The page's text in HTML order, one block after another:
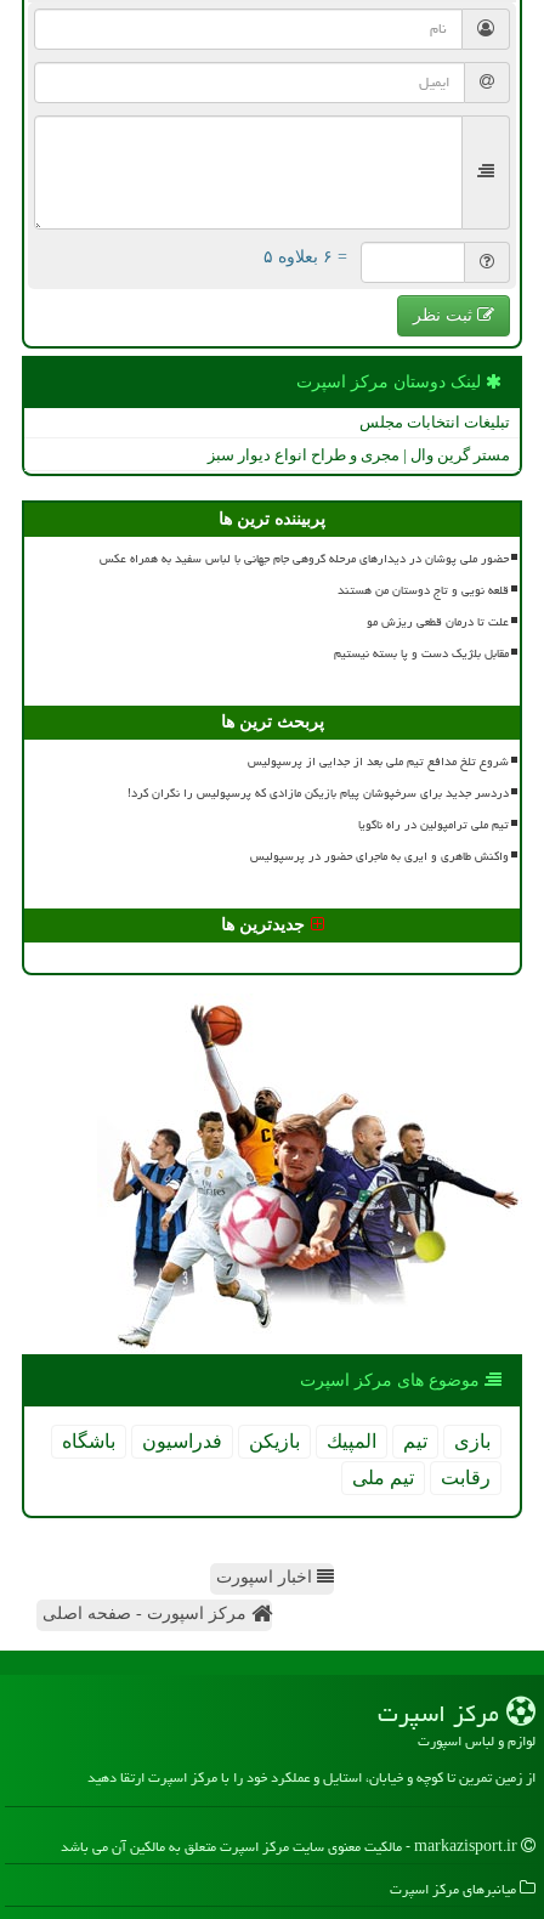
= ۶ بعلاوه ۵
ثبت نظر
لینک دوستان مركز اسپرت
تبلیغات انتخابات مجلس
مستر گرین وال | مجری و طراح انواع دیوار سبز
پربیننده ترین ها
حضور ملی پوشان در دیدارهای مرحله گروهی جام جهانی با لباس سفید به همراه عکس
قلعه نویی و تاج دوستان من هستند
علت تا درمان قطعی ریزش مو
مقابل بلژیک دست و پا بسته نیستیم
پربحث ترین ها
شروع تلخ مدافع تیم ملی بعد از جدایی از پرسپولیس
دردسر جدید برای سرخپوشان پیام بازیکن مازادی که پرسپولیس را نگران کرد!
تیم ملی ترامپولین در راه ناگویا
واکنش طاهری و ایری به ماجرای حضور در پرسپولیس
جدیدترین ها
موضوع های مركز اسپرت
بازی تیم المپیك بازیكن فدراسیون
باشگاه
رقابت
تیم ملی
اخبار اسپورت
مرکز اسپورت - صفحه اصلی
مركز اسپرت
لوازم و لباس اسپورت
از زمین تمرین تا کوچه و خیابان، استایل و عملکرد خود را با مرکز اسپرت ارتقا دهید
میانبرهای مركز اسپرت